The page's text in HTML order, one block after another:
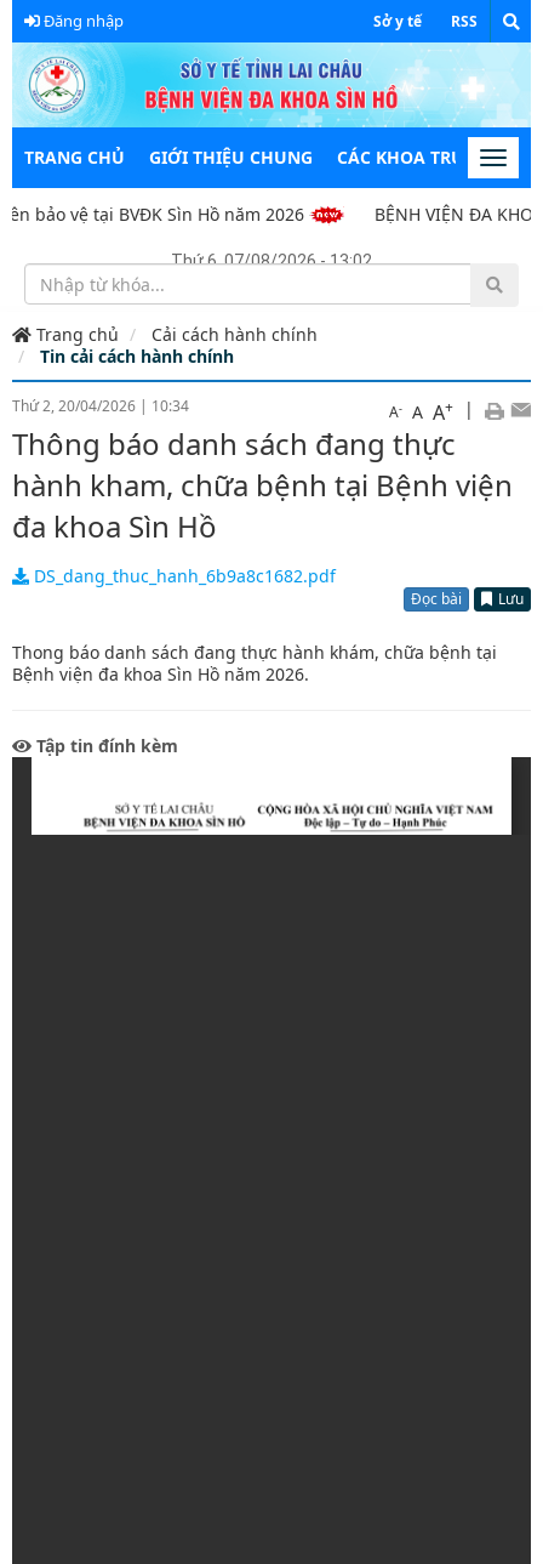
Đăng nhập Sở y tế RSS
TRANG CHỦ GIỚI THIỆU CHUNG CÁC KHOA TRỰC
vệ tại BVĐK Sìn Hồ năm 2026
BỆNH VIỆN ĐA KHOA
Thứ 6, 07/08/2026 - 13:02
Trang chủ
Cải cách hành chính
Tin cải cách hành chính
Thứ 2, 20/04/2026 | 10:34 A- A A+ |
Thông báo danh sách đang thực
hành kham, chữa bệnh tại Bệnh viện
đa khoa Sìn Hồ
DS_dang_thuc_hanh_6b9a8c1682.pdf
Đọc bài Lưu
Thong báo danh sách đang thực hành khám, chữa bệnh tại
Bệnh viện đa khoa Sìn Hồ năm 2026.
Tập tin đính kèm